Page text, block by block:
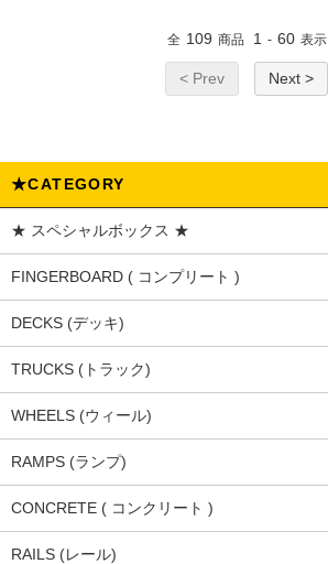
全 109 商品 1 - 60 表示
< Prev Next >
★CATEGORY
★ スペシャルボックス ★
FINGERBOARD ( コンプリート )
DECKS (デッキ)
TRUCKS (トラック)
WHEELS (ウィール)
RAMPS (ランプ)
CONCRETE ( コンクリート )
RAILS (レール)